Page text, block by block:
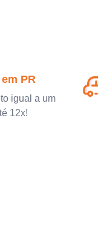
PR
igual a um
12x!